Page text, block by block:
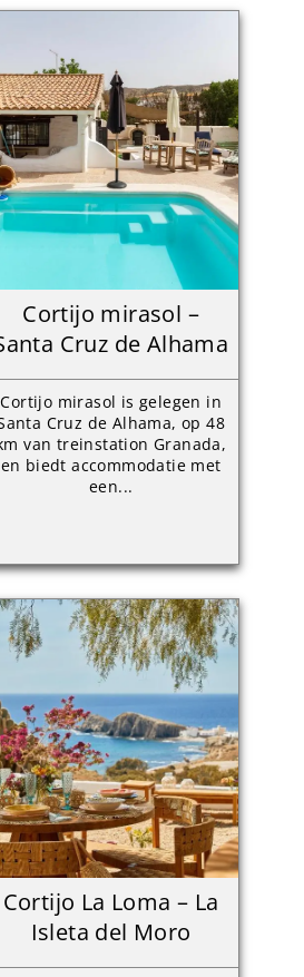
Cortijo mirasol –
Cruz de Alhama
Cortijo mirasol is gelegen in
Cruz de Alhama, op 48
van treinstation Granada,
en biedt accommodatie met
een...
Cortijo La Loma – La
Isleta del Moro